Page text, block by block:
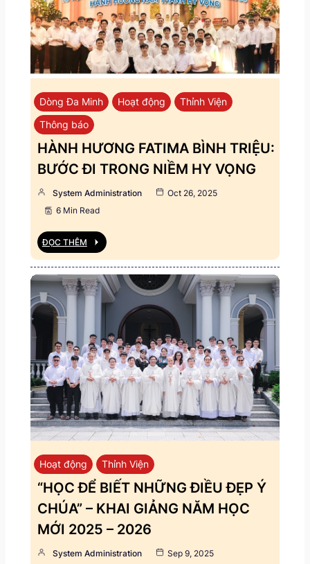
Dòng Đa Minh Hoạt động
Thỉnh Viện
Thông báo
HÀNH HƯƠNG FATIMA BÌNH TRIỆU:
BƯỚC ĐI TRONG NIỀM HY VỌNG
System Administration
Oct 26, 2025
6 Min Read
ĐỌC THÊM
Hoạt động Thỉnh Viện
“HỌC ĐỂ BIẾT NHỮNG ĐIỀU ĐẸP Ý
CHÚA” – KHAI GIẢNG NĂM HỌC
MỚI 2025 – 2026
System Administration
Sep 9, 2025